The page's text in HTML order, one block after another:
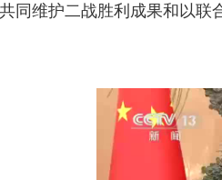
同维护二战胜利成果和以联